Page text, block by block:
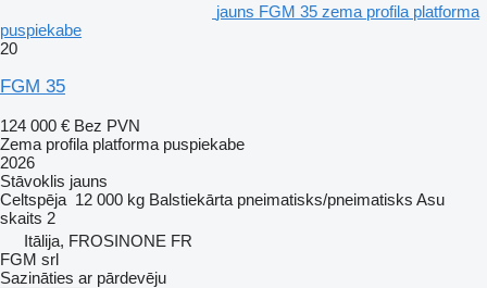
jauns FGM 35 zema profila platforma
puspiekabe
20
FGM 35
124 000 € Bez PVN
Zema profila platforma puspiekabe
2026
Stāvoklis jauns
Celtspēja 12 000 kg Balstiekārta pneimatisks/pneimatisks Asu
skaits 2
Itālija, FROSINONE FR
FGM srl
Sazināties ar pārdevēju